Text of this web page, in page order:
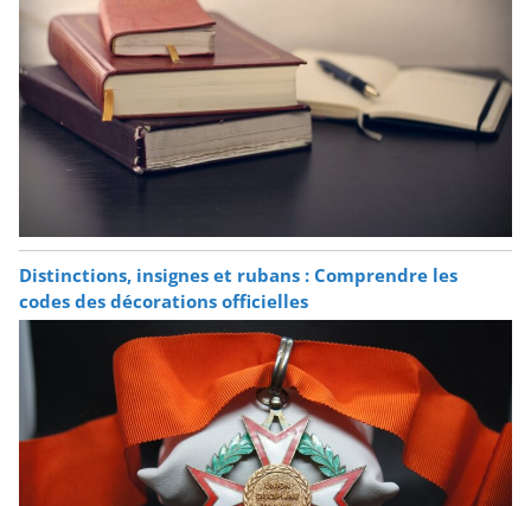
Distinctions, insignes et rubans : Comprendre les
codes des décorations officielles